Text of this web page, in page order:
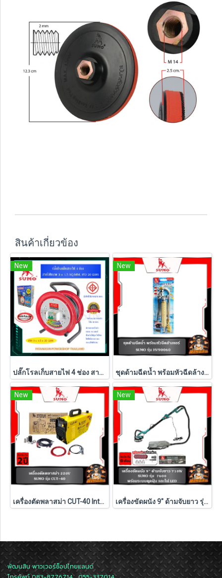
สินค้าเกี่ยวข้อง
New
ปลั๊กโรลเก็บสายไฟ 4 ช่อง สายไฟ 3x1.5 SQ.MM. ยาว 20 เมตร และ 30 เมตร SUMO ( มี มอก. )
New
ชุดด้ามฉีดน้ำ พร้อมหัวฉีดล้างแอร์ รุ่น HV90060 SUMO
New
เครื่องตัดพลาสม่า CUT-40 Intelligent SUMO
New
เครื่องขัดผนัง 9" ด้ามจับยาว รุ่น 7600 SUMO มาพร้อมระบบดูดฝุ่น และไฟ LED
พัฒนสิน พาวเวอร์ช็อปไทยแลนด์